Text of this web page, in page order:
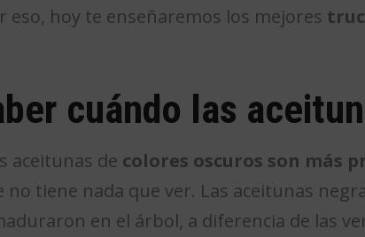
hoy te enseñaremos los mejores
cuándo las
aceitunas de colores oscuros son más
no tiene nada que ver. Las aceitunas
en el árbol, a diferencia de las